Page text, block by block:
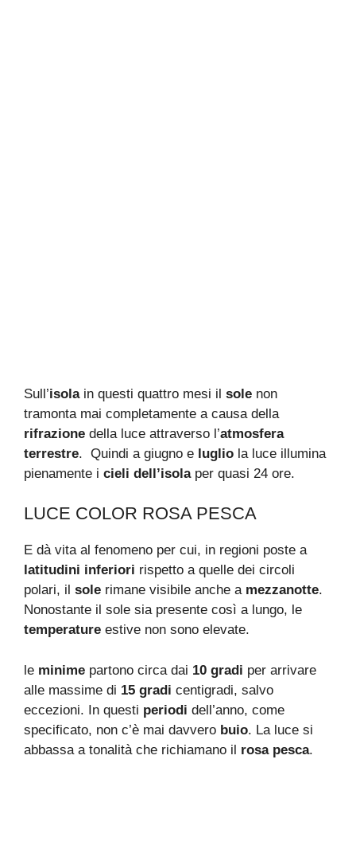
Sull’isolain questi quattro mesi il sole non
tramonta mai completamente a causa della
rifrazione della luce attraverso l’atmosfera
terrestre. Quindi a giugno e luglio la luce illumina
pienamente i cieli dell’isolaper quasi 24 ore.
LUCE COLOR ROSA PESCA
E dà vita al fenomeno per cui, in regioni poste a
latitudini inferiori rispetto a quelle dei circoli
polari, il sole rimane visibile anche a mezzanotte.
Nonostante il sole sia presente così a lungo, le
temperature estive non sono elevate.
le minime partono circa dai 10 gradi per arrivare
alle massime di 15 gradi centigradi, salvo
eccezioni. In questi periodi dell’anno, come
specificato, non c’è mai davvero buio. La luce si
abbassa a tonalità che richiamano il rosa pesca.